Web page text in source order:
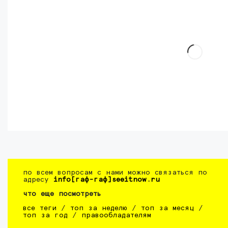
по всем вопросам с нами можно связаться по
адресу info[гаф-гаф]seeitnow.ru
что еще посмотреть
все теги / топ за неделю / топ за месяц /
топ за год / правообладателям